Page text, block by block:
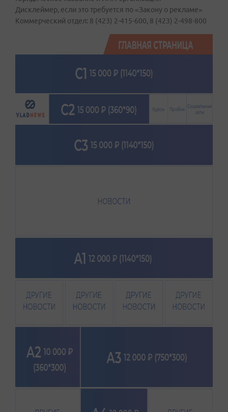
Дисклеймер, если это требуется по «Закону о рекламе»
Коммерческий отдел: 8 (423) 2-415-600, 8 (423) 2-498-800